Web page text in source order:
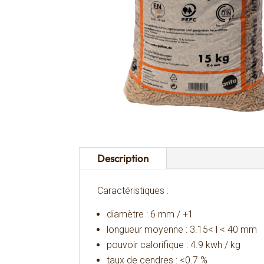
Description
Caractéristiques :
diamètre : 6 mm / +1
longueur moyenne : 3.15< l < 40 mm
pouvoir calorifique : 4.9 kwh / kg
taux de cendres : <0.7 %